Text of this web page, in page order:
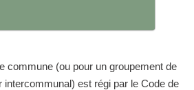
commune (ou pour un groupement de
intercommunal) est régi par le Code de